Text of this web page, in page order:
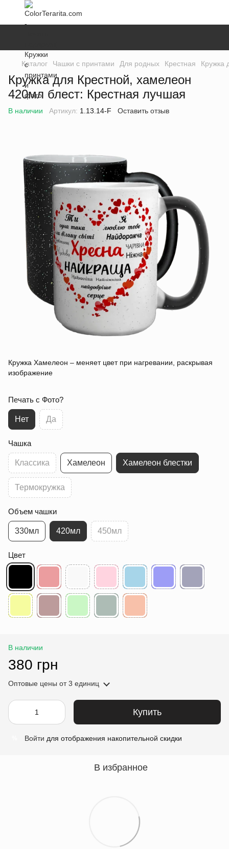
Каталог Чашки с принтами Для родных Крестная Кружка
Кружка для Крестной, хамелеон
420мл блест: Крестная лучшая
В наличии Артикул: 1.13.14-F Оставить отзыв
Кружка Хамелеон – меняет цвет при нагревании, раскрывая
изображение
Печать с Фото?
Нет Да
Чашка
Классика Хамелеон Хамелеон блестки
Термокружка
Объем чашки
330мл 420мл 450мл
Цвет
В наличии
380 грн
Оптовые цены от 3 единиц
Купить
Войти для отображения накопительной скидки
В избранное